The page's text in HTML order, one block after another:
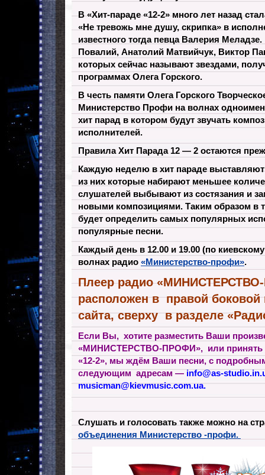
В «Хит-параде «12-2» много лет назад
«Не тревожь мне душу, скрипка» в
известного тогда певца Валерия
Повалий, Анатолий Матвийчук, Виктор
которых сейчас называют звездами,
программах Олега Горского.
В честь памяти Олега Горского
Министерство Профи на волнах
хит парад в котором будут звучать
исполнителей.
Правила Хит Парада 12 — 2 остаются
Каждую неделю в хит параде
из них которые набирают меньшее
слушателей выбывают из состязания и
новыми композициями. Таким образом в
будет определить самых популярных
популярные песни.
Каждый день в 12.00 и 19.00 (по
волнах радио «Министерство-профи».
Плеер радио
расположен в правой боковой
сайта, сверху в разделе
Если Вы, хотите разместить Ваши
«МИНИСТЕРСТВО-ПРОФИ», или принять
«12-2», мы ждём Ваши песни, с
следующим адресам —info@as-
musicman@kievmusic.com.ua.
Слушать и голосовать также можно на
объединения Министерство -профи.